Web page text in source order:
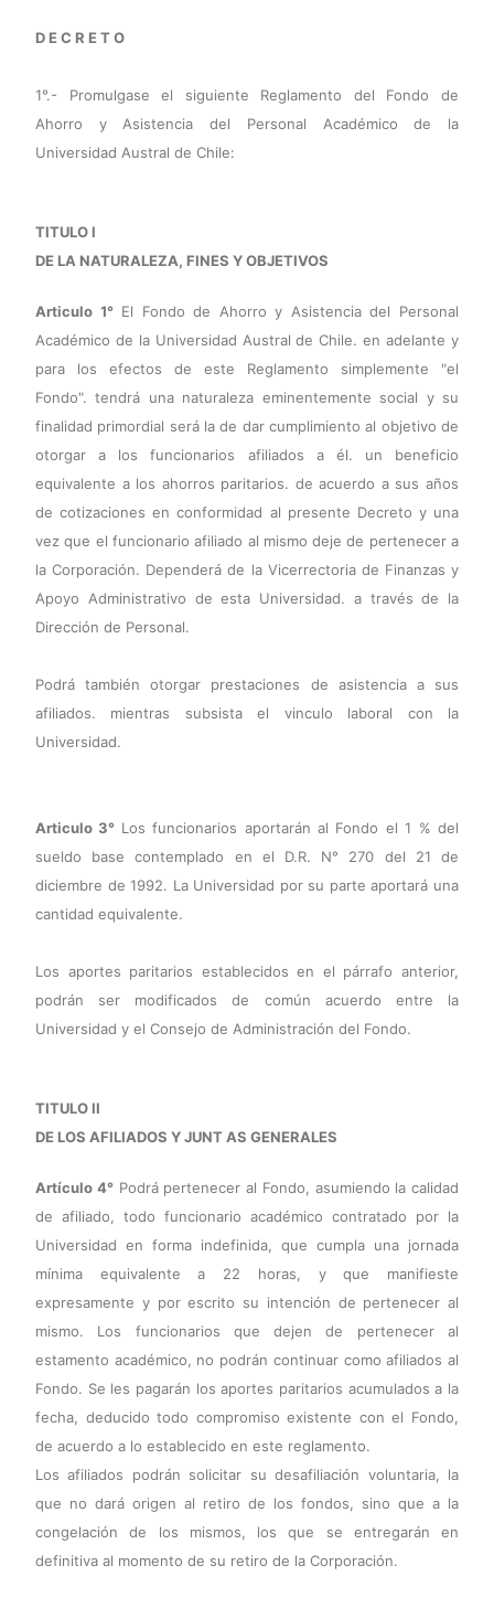
D E C R E T O
1°.- Promulgase el siguiente Reglamento del Fondo de
Ahorro y Asistencia del Personal Académico de la
Universidad Austral de Chile:
TITULO I
DE LA NATURALEZA, FINES Y OBJETIVOS
Articulo 1°El Fondo de Ahorro y Asistencia del Personal
Académico de la Universidad Austral de Chile. en adelante y
para los efectos de este Reglamento simplemente "el
Fondo". tendrá una naturaleza eminentemente social y su
finalidad primordial será la de dar cumplimiento al objetivo de
otorgar a los funcionarios afiliados a él. un beneficio
equivalente a los ahorros paritarios. de acuerdo a sus años
de cotizaciones en conformidad al presente Decreto y una
vez que el funcionario afiliado al mismo deje de pertenecer a
la Corporación. Dependerá de la Vicerrectoria de Finanzas y
Apoyo Administrativo de esta Universidad. a través de la
Dirección de Personal.
Podrá también otorgar prestaciones de asistencia a sus
afiliados. mientras subsista el vinculo laboral con la
Universidad.
Articulo 3° Los funcionarios aportarán al Fondo el 1 % del
sueldo base contemplado en el D.R. N° 270 del 21 de
diciembre de 1992. La Universidad por su parte aportará una
cantidad equivalente.
Los aportes paritarios establecidos en el párrafo anterior,
podrán ser modificados de común acuerdo entre la
Universidad y el Consejo de Administración del Fondo.
TITULO II
DE LOS AFILIADOS Y JUNT AS GENERALES
Artículo 4°Podrá pertenecer al Fondo, asumiendo la calidad
de afiliado, todo funcionario académico contratado por la
Universidad en forma indefinida, que cumpla una jornada
mínima equivalente a 22 horas, y que manifieste
expresamente y por escrito su intención de pertenecer al
mismo. Los funcionarios que dejen de pertenecer al
estamento académico, no podrán continuar como afiliados al
Fondo. Se les pagarán los aportes paritarios acumulados a la
fecha, deducido todo compromiso existente con el Fondo,
de acuerdo a lo establecido en este reglamento.
Los afiliados podrán solicitar su desafiliación voluntaria, la
que no dará origen al retiro de los fondos, sino que a la
congelación de los mismos, los que se entregarán en
definitiva al momento de su retiro de la Corporación.